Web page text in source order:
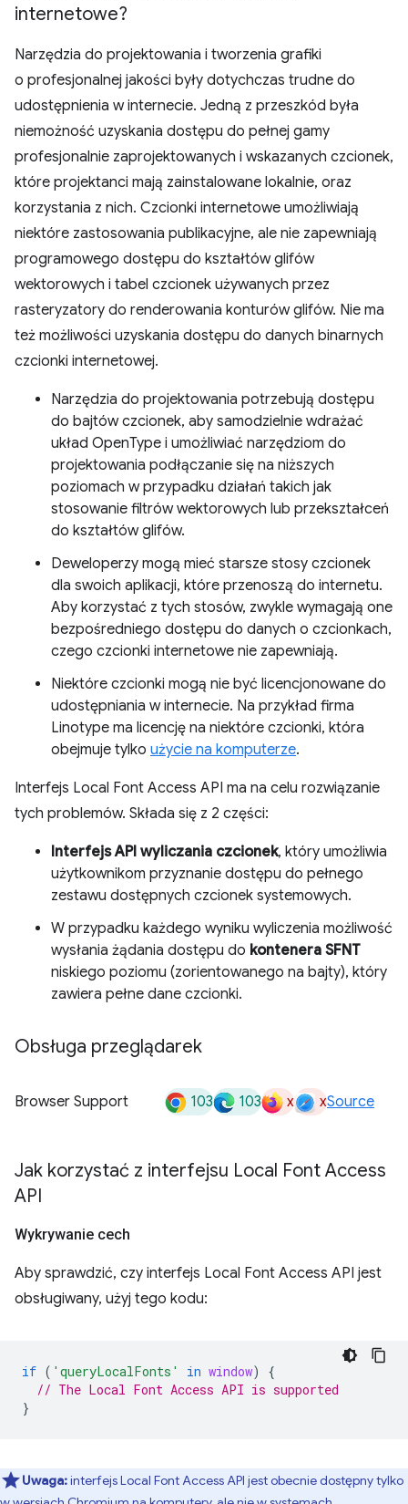
internetowe?
Narzędzia do projektowania i tworzenia grafiki
o profesjonalnej jakości były dotychczas trudne do
udostępnienia w internecie. Jedną z przeszkód była
niemożność uzyskania dostępu do pełnej gamy
profesjonalnie zaprojektowanych i wskazanych czcionek,
które projektanci mają zainstalowane lokalnie, oraz
korzystania z nich. Czcionki internetowe umożliwiają
niektóre zastosowania publikacyjne, ale nie zapewniają
programowego dostępu do kształtów glifów
wektorowych i tabel czcionek używanych przez
rasteryzatory do renderowania konturów glifów. Nie ma
też możliwości uzyskania dostępu do danych binarnych
czcionki internetowej.
Narzędzia do projektowania potrzebują dostępu
do bajtów czcionek, aby samodzielnie wdrażać
układ OpenType i umożliwiać narzędziom do
projektowania podłączanie się na niższych
poziomach w przypadku działań takich jak
stosowanie filtrów wektorowych lub przekształceń
do kształtów glifów.
Deweloperzy mogą mieć starsze stosy czcionek
dla swoich aplikacji, które przenoszą do internetu.
Aby korzystać z tych stosów, zwykle wymagają one
bezpośredniego dostępu do danych o czcionkach,
czego czcionki internetowe nie zapewniają.
Niektóre czcionki mogą nie być licencjonowane do
udostępniania w internecie. Na przykład firma
Linotype ma licencję na niektóre czcionki, która
obejmuje tylko użycie na komputerze.
Interfejs Local Font Access API ma na celu rozwiązanie
tych problemów. Składa się z 2 części:
Interfejs API wyliczania czcionek, który umożliwia
użytkownikom przyznanie dostępu do pełnego
zestawu dostępnych czcionek systemowych.
W przypadku każdego wyniku wyliczenia możliwość
wysłania żądania dostępu do kontenera SFNT
niskiego poziomu (zorientowanego na bajty), który
zawiera pełne dane czcionki.
Obsługa przeglądarek
Browser Support 103 103 x xSource
Jak korzystać z interfejsu Local Font Access
API
Wykrywanie cech
Aby sprawdzić, czy interfejs Local Font Access API jest
obsługiwany, użyj tego kodu:
if ( 'queryLocalFonts' in window)
{
// The Local Font Access API is supported
}
Uwaga:interfejs Local Font Access API jest obecnie dostępny tylko